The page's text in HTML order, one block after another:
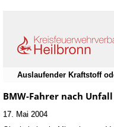
Auslaufender Kraftstoff
BMW-Fahrer nach
17. Mai 2004